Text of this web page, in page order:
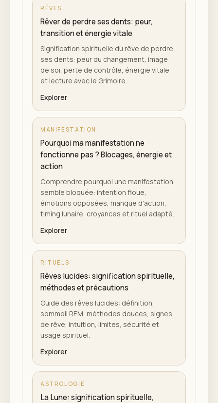
RÊVES
Rêver de perdre ses dents: peur,
transition et énergie vitale
Signification spirituelle du rêve de perdre
ses dents: peur du changement, image
de soi, perte de contrôle, énergie vitale
et lecture avec le Grimoire.
Explorer
MANIFESTATION
Pourquoi ma manifestation ne
fonctionne pas ? Blocages, énergie et
action
Comprendre pourquoi une manifestation
semble bloquée: intention floue,
émotions opposées, manque d'action,
timing lunaire, croyances et rituel adapté.
Explorer
RITUELS
Rêves lucides: signification spirituelle,
méthodes et précautions
Guide des rêves lucides: définition,
sommeil REM, méthodes douces, signes
de rêve, intuition, limites, sécurité et
usage spirituel.
Explorer
ASTROLOGIE
La Lune: signification spirituelle,